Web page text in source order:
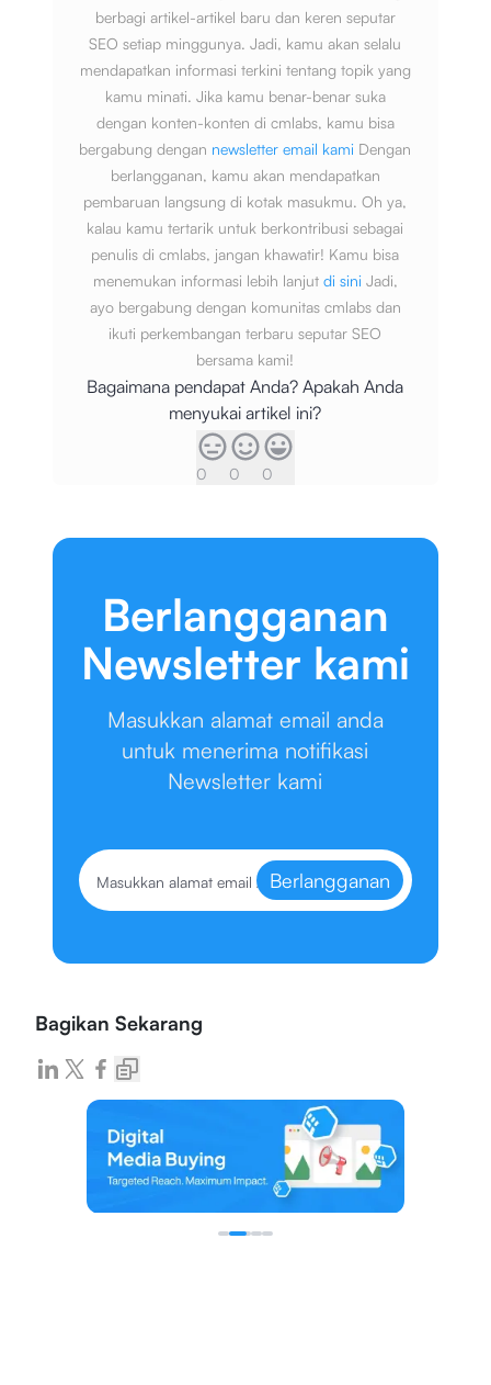
berbagi artikel-artikel baru dan keren seputar
SEO setiap minggunya. Jadi, kamu akan selalu
mendapatkan informasi terkini tentang topik yang
kamu minati. Jika kamu benar-benar suka
dengan konten-konten di cmlabs, kamu bisa
bergabung dengan newsletter email kami Dengan
berlangganan, kamu akan mendapatkan
pembaruan langsung di kotak masukmu. Oh ya,
kalau kamu tertarik untuk berkontribusi sebagai
penulis di cmlabs, jangan khawatir! Kamu bisa
menemukan informasi lebih lanjut di sini Jadi,
ayo bergabung dengan komunitas cmlabs dan
ikuti perkembangan terbaru seputar SEO
bersama kami!
Bagaimana pendapat Anda? Apakah Anda
menyukai artikel ini?
0 0 0
Berlangganan
Newsletter kami
Masukkan alamat email anda
untuk menerima notifikasi
Newsletter kami
Berlangganan
Bagikan Sekarang